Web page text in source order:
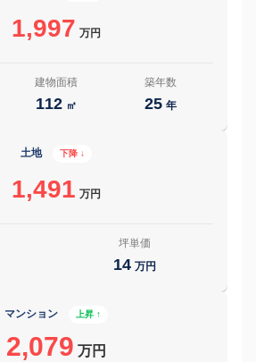
1,997 万円
建物面積
112 ㎡
築年数
25 年
土地 下降 ↓
1,491 万円
坪単価
14 万円
マンション 上昇 ↑
2,079 万円